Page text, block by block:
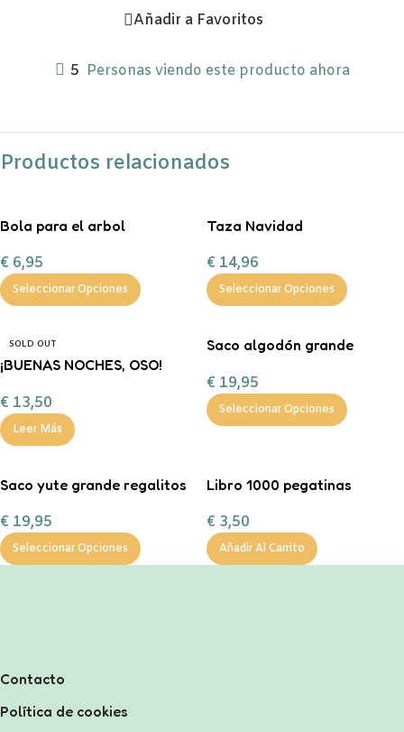
Añadir a Favoritos
5 Personas viendo este producto ahora
Productos relacionados
Bola para el arbol
€ 6,95
Seleccionar Opciones
Taza Navidad
chocolate a la taza, nubes y
bastón de caramelo
€ 14,96
Seleccionar Opciones
SOLD OUT
¡BUENAS NOCHES, OSO!
€ 13,50
Leer Más
Saco algodón grande
Magos”
€ 19,95
Seleccionar Opciones
Saco yute grande regalitos
€ 19,95
Seleccionar Opciones
Libro 1000 pegatinas
€ 3,50
Añadir Al Carrito
Contacto
Política de cookies